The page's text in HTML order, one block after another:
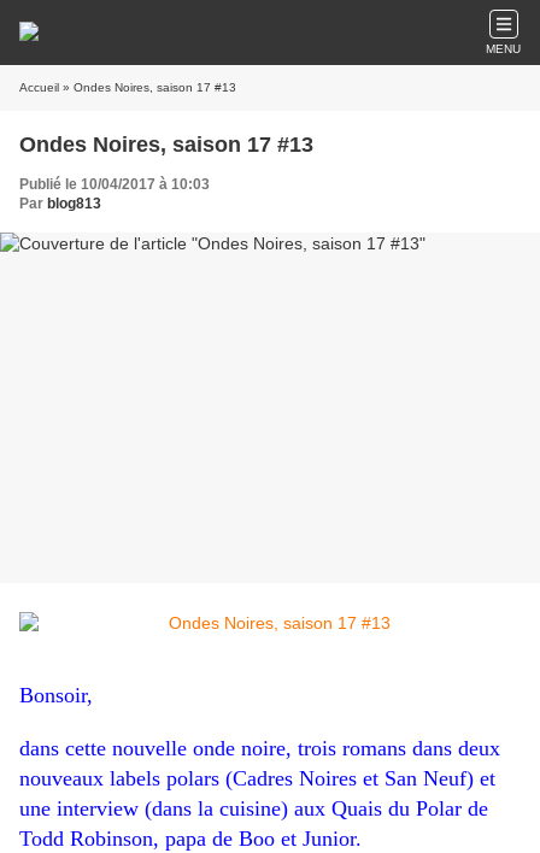
MENU
Accueil » Ondes Noires, saison 17 #13
Ondes Noires, saison 17 #13
Publié le 10/04/2017 à 10:03
Par blog813
Bonsoir,
dans cette nouvelle onde noire, trois romans dans deux
nouveaux labels polars (Cadres Noires et San Neuf) et
une interview (dans la cuisine) aux Quais du Polar de
Todd Robinson, papa de Boo et Junior.